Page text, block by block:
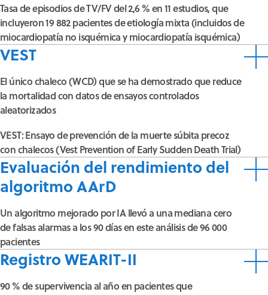
Tasa de episodios de TV/FV del 2,6 % en 11 estudios, que
incluyeron 19 882 pacientes de etiología mixta (incluidos de
miocardiopatía no isquémica y miocardiopatía isquémica)
VEST
El único chaleco (WCD) que se ha demostrado que reduce
la mortalidad con datos de ensayos controlados
aleatorizados
VEST: Ensayo de prevención de la muerte súbita precoz
con chalecos (Vest Prevention of Early Sudden Death Trial)
Evaluación del rendimiento del
algoritmo AArD
Un algoritmo mejorado por IA llevó a una mediana cero
de falsas alarmas a los 90 días en este análisis de 96 000
pacientes
Registro WEARIT-II
90 % de supervivencia al año en pacientes que